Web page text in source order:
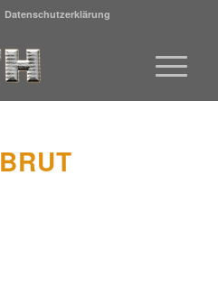
Datenschutzerklärung
BRUT